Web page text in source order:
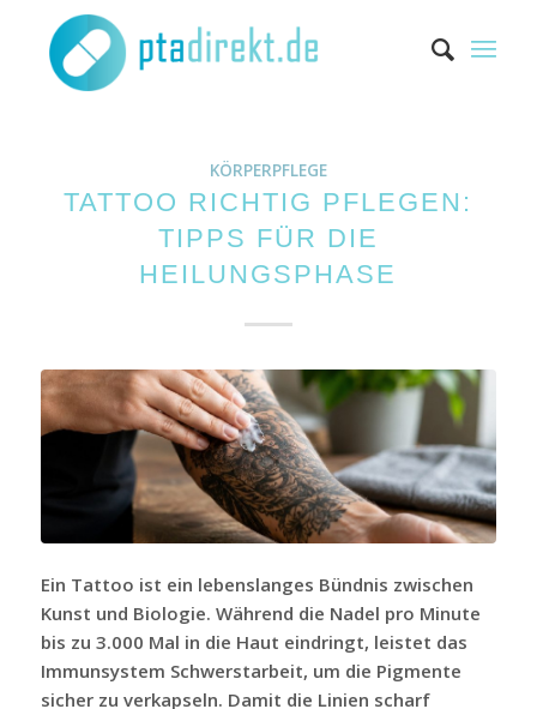
KÖRPERPFLEGE
TATTOO RICHTIG PFLEGEN:
TIPPS FÜR DIE
HEILUNGSPHASE
Ein Tattoo ist ein lebenslanges Bündnis zwischen
Kunst und Biologie. Während die Nadel pro Minute
bis zu 3.000 Mal in die Haut eindringt, leistet das
Immunsystem Schwerstarbeit, um die Pigmente
sicher zu verkapseln. Damit die Linien scharf